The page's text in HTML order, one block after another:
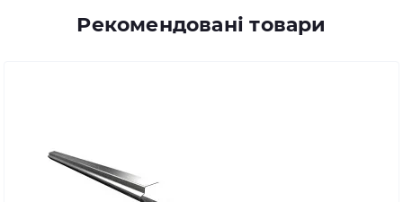
Рекомендовані товари